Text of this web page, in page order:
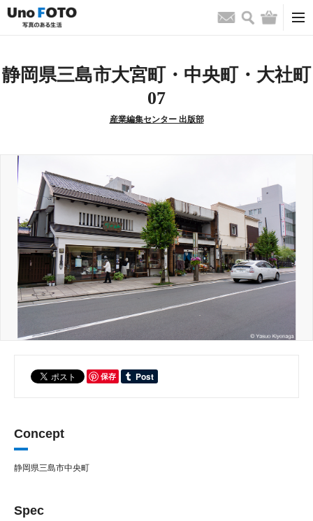
お問い合わせ
検索 バッグ
静岡県三島市大宮町・中央町・大社町
07
産業編集センター 出版部
保存
Concept
静岡県三島市中央町
Spec